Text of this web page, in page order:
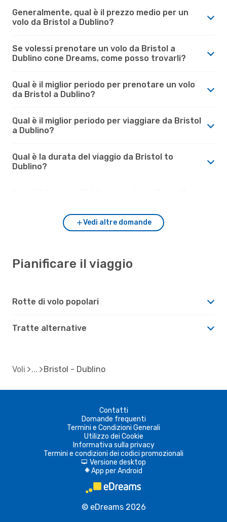
Generalmente, qual è il prezzo medio per un
volo da Bristol a Dublino?
Se volessi prenotare un volo da Bristol a
Dublino cone Dreams, come posso trovarli?
Qual è il miglior periodo per prenotare un volo
da Bristol a Dublino?
Qual è il miglior periodo per viaggiare da Bristol
a Dublino?
Qual è la durata del viaggio da Bristol to
Dublino?
Vedi altre domande
Pianificare il viaggio
Rotte di volo popolari
Tratte alternative
Voli Bristol - Dublino
Contatti
Domande frequenti
Termini e Condizioni Generali
Utilizzo dei Cookie
Informativa sulla privacy
Termini e condizioni dei codici promozionali
d Versione desktop
A App per Android
© eDreams 2026